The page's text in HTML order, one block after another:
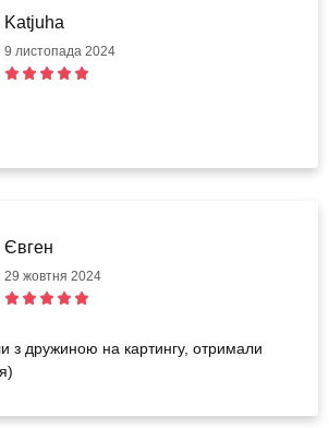
Katjuha
9 листопада 2024
Євген
29 жовтня 2024
з дружиною на картингу, отримали